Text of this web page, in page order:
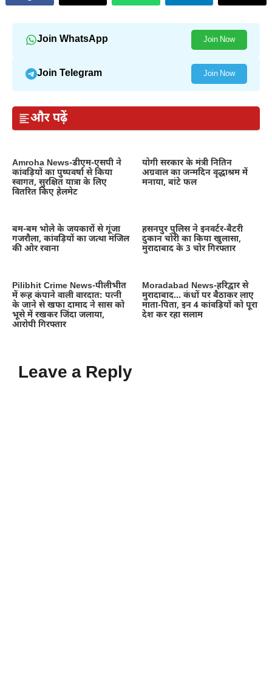
Join WhatsApp Join Now
Join Telegram Join Now
और पढ़ें
Amroha News-डीएम-एसपी ने
कांवड़ियों का पुष्पवर्षा से किया
स्वागत, सुरक्षित यात्रा के लिए
वितरित किए हेलमेट
योगी सरकार के मंत्री नितिन
अग्रवाल का जन्मदिन वृद्धाश्रम में
मनाया, बांटे फल
बम-बम भोले के जयकारों से गूंजा
गजरौला, कांवड़ियों का जत्था मंजिल
की ओर रवाना
हसनपुर पुलिस ने इनवर्टर-बैटरी
दुकान चोरी का किया खुलासा,
मुरादाबाद के 3 चोर गिरफ्तार
Pilibhit Crime News-पीलीभीत
में रूह कंपाने वाली वारदात: पत्नी
के जाने से खफा दामाद ने सास को
भूसे में रखकर जिंदा जलाया,
आरोपी गिरफ्तार
Moradabad News-हरिद्वार से
मुरादाबाद… कंधों पर बैठाकर लाए
माता-पिता, इन 4 कांवड़ियों को पूरा
देश कर रहा सलाम
Leave a Reply